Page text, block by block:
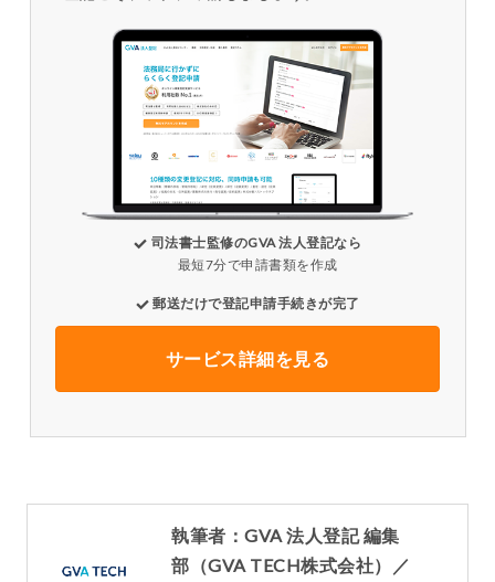
司法書士監修のGVA 法人登記なら
最短7分で申請書類を作成
郵送だけで登記申請手続きが完了
サービス詳細を見る
執筆者：GVA 法人登記 編集
部（GVA TECH株式会社）／